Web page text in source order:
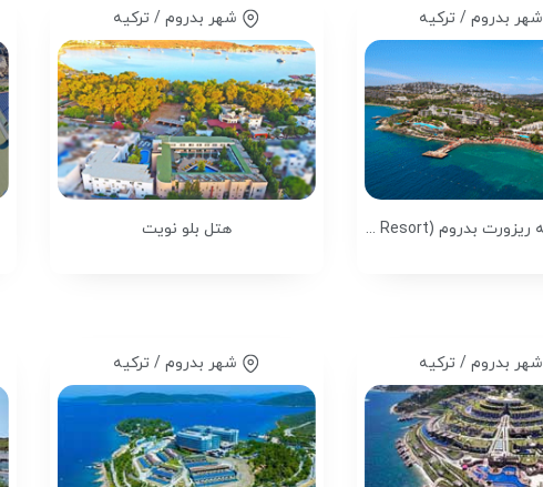
شهر بدروم / ترکیه
هتل کادیکاله ریزورت بدروم (Kadikale Resort)
شهر بدروم / ترکیه
هتل بلو نویت
شهر بدروم / ترکیه شهر بدروم / ترکیه